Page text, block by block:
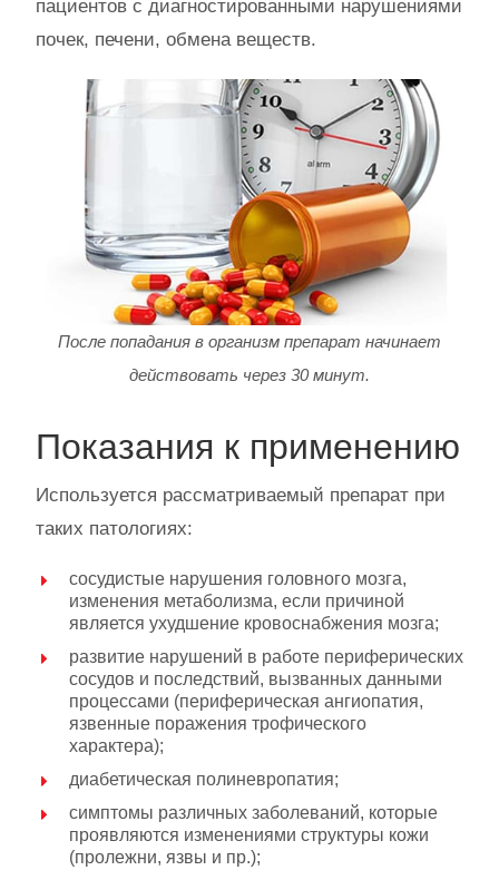
пациентов с диагностированными нарушениями
почек, печени, обмена веществ.
После попадания в организм препарат начинает
действовать через 30 минут.
Показания к применению
Используется рассматриваемый препарат при
таких патологиях:
сосудистые нарушения головного мозга,
изменения метаболизма, если причиной
является ухудшение кровоснабжения мозга;
развитие нарушений в работе периферических
сосудов и последствий, вызванных данными
процессами (периферическая ангиопатия,
язвенные поражения трофического
характера);
диабетическая полиневропатия;
симптомы различных заболеваний, которые
проявляются изменениями структуры кожи
(пролежни, язвы и пр.);